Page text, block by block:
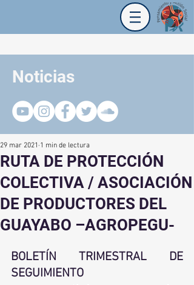
Noticias
RUTA DE PROTECCIÓN
COLECTIVA / ASOCIACIÓN
DE PRODUCTORES DEL
GUAYABO –AGROPEGU-
29 mar 2021 1 min de lectura
BOLETÍN TRIMESTRAL DE
SEGUIMIENTO